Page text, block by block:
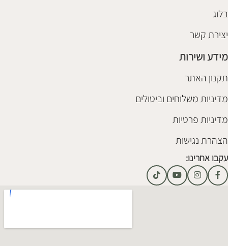
בלוג
יצירת קשר
מידע ושירות
תקנון האתר
מדיניות משלוחים וביטולים
מדיניות פרטיות
הצהרת נגישות
עקבו אחרינו: